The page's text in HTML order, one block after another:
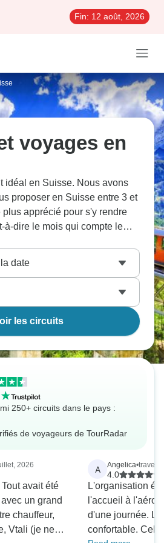
Fin: 12 août, 2026
voyages en
idéal en Suisse. Nous avons
proposer en Suisse entre 3 et
apprécié pour s'y rendre
à-dire le mois qui compte le
départs.
date
les circuits
250+ circuits dans le pays :
de voyageurs de TourRadar
2026
avait été
un grand
chauffeur,
Vtali (je ne
A Angelica•
4.0
L'organisation
l'accueil à
d'une journée.
confortable.